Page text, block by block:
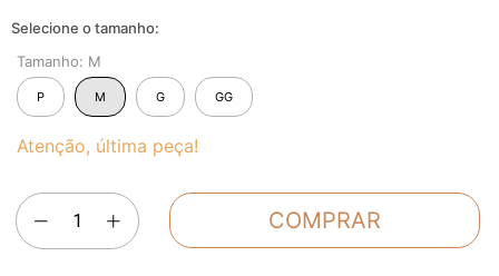
Tamanho: M
P M G GG
Atenção, última peça!